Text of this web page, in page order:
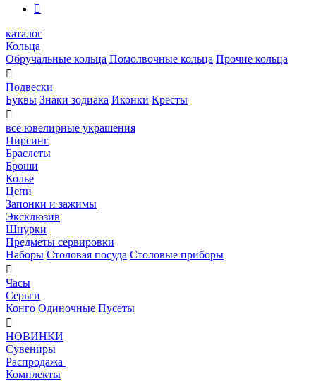

каталог
Кольца
Обручальные кольца Помолвочные кольца Прочие кольца

Подвески
Буквы Знаки зодиака Иконки Кресты

все ювелирные украшения
Пирсинг
Браслеты
Броши
Колье
Цепи
Запонки и зажимы
Эксклюзив
Шнурки
Предметы сервировки
Наборы Столовая посуда Столовые приборы

Часы
Серьги
Конго Одиночные Пусеты

НОВИНКИ
Сувениры
Распродажа
Комплекты